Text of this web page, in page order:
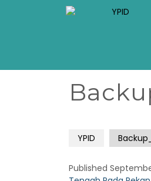
YPID
Published